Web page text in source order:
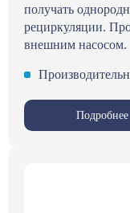
получать
рециркуляции.
внешним насосом.
Подробнее